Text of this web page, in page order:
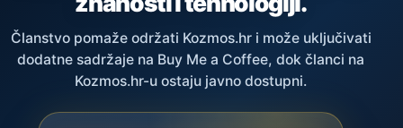
Članstvo pomaže održati Kozmos.hr i može uključivati
dodatne sadržaje na Buy Me a Coffee, dok članci na
Kozmos.hr-u ostaju javno dostupni.